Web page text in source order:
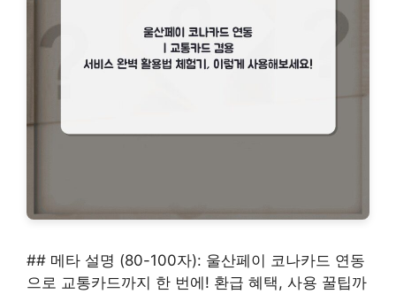
## 메타 설명 (80-100자): 울산페이 코나카드 연동
으로 교통카드까지 한 번에! 환급 혜택, 사용 꿀팁까